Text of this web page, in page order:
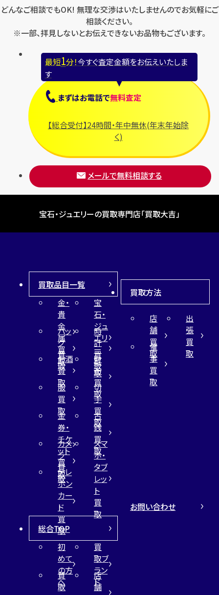
どんなご相談でもOK! 無理な交渉はいたしませんのでお気軽にご
相談ください。
※一部、拝見しないとお伝えできないお品物もございます。
最短1分！今すぐ査定金額をお伝えいたしま
す
まずはお電話で無料査定
【総合受付】24時間・年中無休(年末年始除
く)
メールで無料相談する
宝石・ジュエリーの買取専門店「買取大吉」
買取品目一覧
金・
貴
金
属
買
取
宝
石・
ジュ
エリ
ー
買
取
バッ
グ
買
取
時
計
買
取
お酒
買
取
財
布
買
取
服
買
取
切
手
買
取
金
券・
チケ
ット
買
取
古
銭
買
取
カメ
ラ
買
取
スマ
ホ・
タブ
レッ
ト
買
取
テレ
ホン
カー
ド
買
取
買取方法
店
舗
買
取
出
張
買
取
催
事
買
取
総合TOP
初
めて
の方
へ
買
取ブ
ラン
ド
買
取
店
舗
お問い合わせ